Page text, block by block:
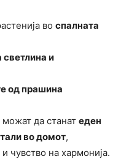
во спалната
и
од прашина
да станат еден
во домот,
чувство на хармонија.